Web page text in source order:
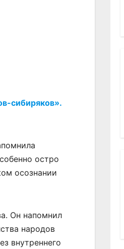
сибиряков».
остро
осознании
Он напомнил
народов
внутреннего